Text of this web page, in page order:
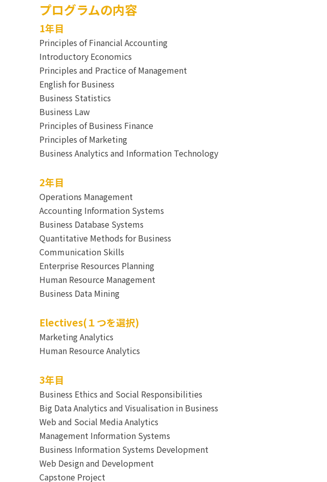
プログラムの内容
1年目
Principles of Financial Accounting
Introductory Economics
Principles and Practice of Management
English for Business
Business Statistics
Business Law
Principles of Business Finance
Principles of Marketing
Business Analytics and Information Technology
2年目
Operations Management
Accounting Information Systems
Business Database Systems
Quantitative Methods for Business
Communication Skills
Enterprise Resources Planning
Human Resource Management
Business Data Mining
Electives(１つを選択)
Marketing Analytics
Human Resource Analytics
3年目
Business Ethics and Social Responsibilities
Big Data Analytics and Visualisation in Business
Web and Social Media Analytics
Management Information Systems
Business Information Systems Development
Web Design and Development
Capstone Project